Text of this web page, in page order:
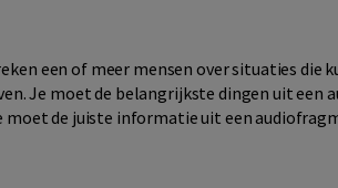
een of meer mensen over situaties die
Je moet de belangrijkste dingen uit een
moet de juiste informatie uit een